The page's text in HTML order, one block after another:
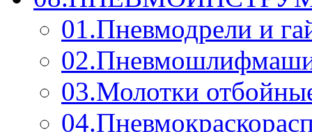
01.Пневмодрели и
03.Молотки